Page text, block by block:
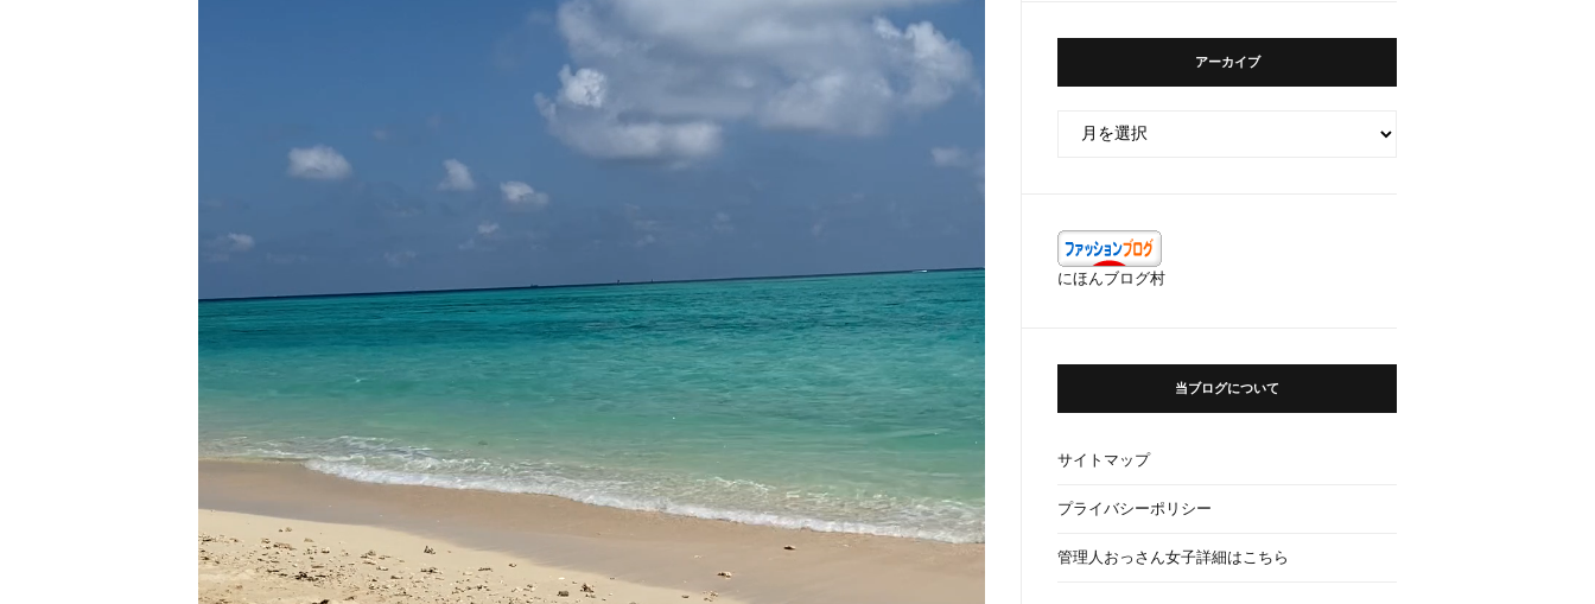
アーカイブ
にほんブログ村
当ブログについて
サイトマップ
プライバシーポリシー
管理人おっさん女子詳細はこちら